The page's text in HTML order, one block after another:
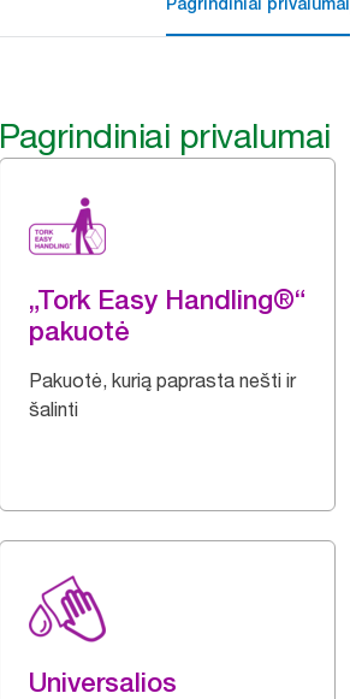
Pagrindiniai privalumai
„Tork Easy Handling®“
pakuotė
Pakuotė, kurią paprasta nešti ir
šalinti
Universalios